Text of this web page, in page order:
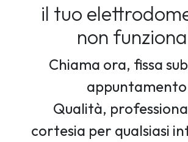
il tuo
non
Chiama ora, fissa
appuntamento
Qualità,
cortesia per qualsiasi